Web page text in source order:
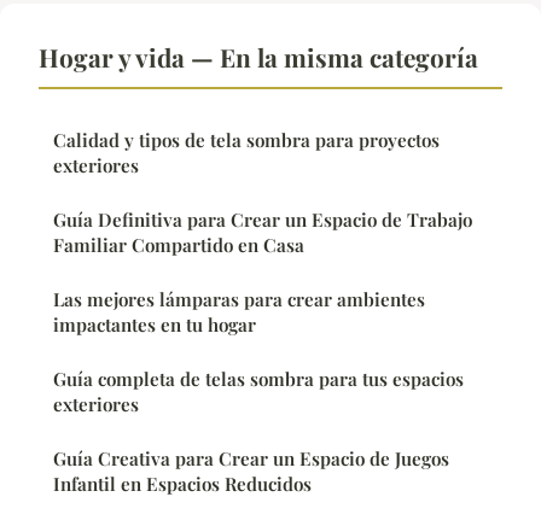
Hogar y vida — En la misma categoría
Calidad y tipos de tela sombra para proyectos
exteriores
Guía Definitiva para Crear un Espacio de Trabajo
Familiar Compartido en Casa
Las mejores lámparas para crear ambientes
impactantes en tu hogar
Guía completa de telas sombra para tus espacios
exteriores
Guía Creativa para Crear un Espacio de Juegos
Infantil en Espacios Reducidos